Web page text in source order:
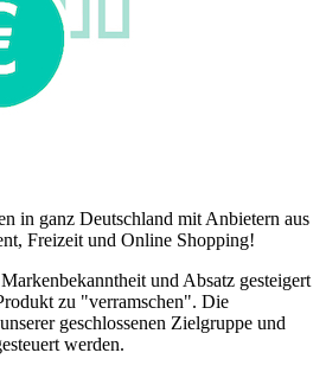
in ganz Deutschland mit Anbietern aus
Freizeit und Online Shopping!
und Absatz gesteigert
zu "verramschen". Die
geschlossenen Zielgruppe und
werden.